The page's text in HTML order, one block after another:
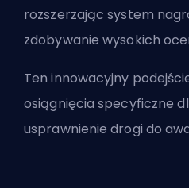
rozszerzając system
zdobywanie wysokich
Ten innowacyjny
osiągnięcia specyficzne
usprawnienie drogi do